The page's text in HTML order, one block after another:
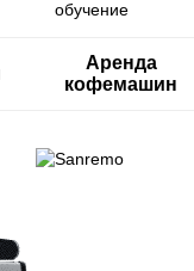
Аренда
кофемашин